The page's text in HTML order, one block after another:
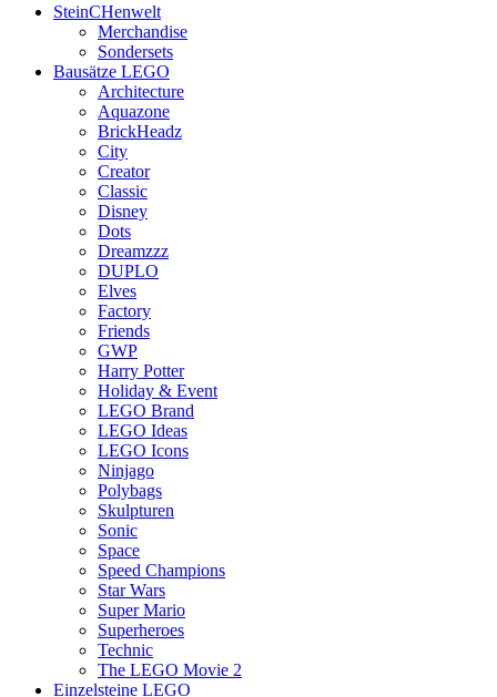
SteinCHenwelt
Merchandise
Sondersets
Bausätze LEGO
Architecture
Aquazone
BrickHeadz
City
Creator
Classic
Disney
Dots
Dreamzzz
DUPLO
Elves
Factory
Friends
GWP
Harry Potter
Holiday & Event
LEGO Brand
LEGO Ideas
LEGO Icons
Ninjago
Polybags
Skulpturen
Sonic
Space
Speed Champions
Star Wars
Super Mario
Superheroes
Technic
The LEGO Movie 2
Einzelsteine LEGO